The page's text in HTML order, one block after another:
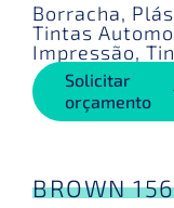
Borracha,
Tintas
Impressão,
Solicitar
orçamento
BROWN 156